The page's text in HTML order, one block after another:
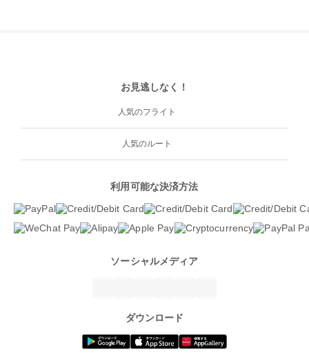
お見逃しなく！
人気のフライト
人気のルート
利用可能な決済方法
ソーシャルメディア
ダウンロード